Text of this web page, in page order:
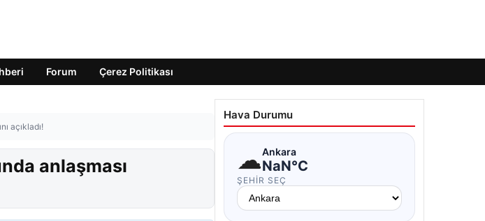
Forum Çerez Politikası
açıkladı!
anlaşması
Hava Durumu
☁Ankara
NaN°C
ŞEHIR SEÇ